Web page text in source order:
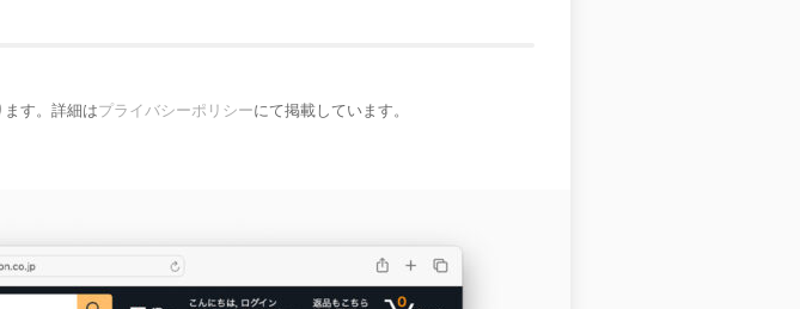
す。詳細はプライバシーポリシーにて掲載しています。